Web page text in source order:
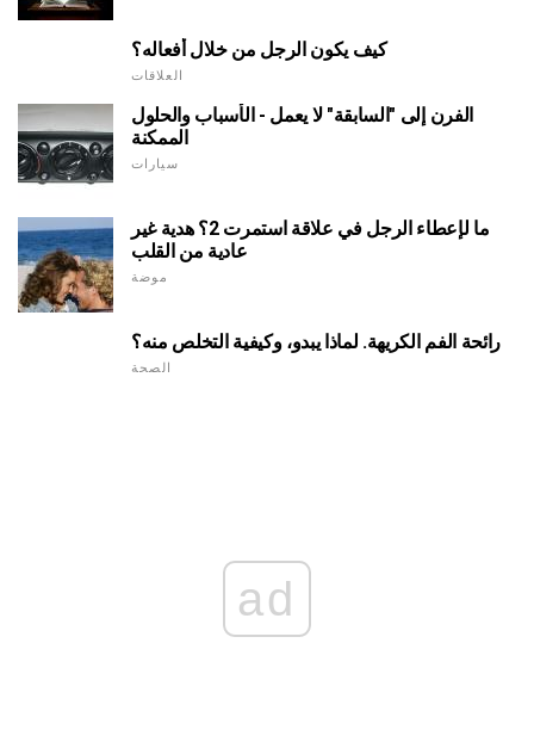
كيف يكون الرجل من خلال أفعاله؟
العلاقات
الفرن إلى "السابقة" لا يعمل - الأسباب والحلول
الممكنة
سيارات
ما لإعطاء الرجل في علاقة استمرت 2؟ هدية غير
عادية من القلب
موضة
رائحة الفم الكريهة. لماذا يبدو، وكيفية التخلص منه؟
الصحة
ad